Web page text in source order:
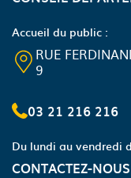
Accueil du public :
RUE
9
03 21 216 216
Du lundi au vendredi
CONTACTEZ-NOUS